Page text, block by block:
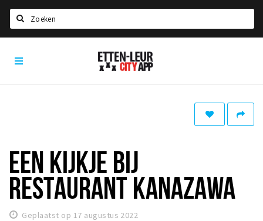
Home
Eten
Drinken
Slapen
Etten-
Leur
EEN KIJKJE BIJ
RESTAURANT KANAZAWA
Geplaatst op 17 augustus 2022